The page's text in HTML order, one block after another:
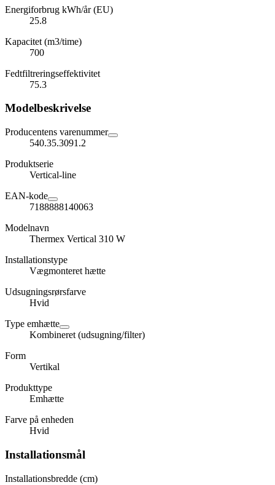
Energiforbrug kWh/år (EU)
25.8
Kapacitet (m3/time)
700
Fedtfiltreringseffektivitet
75.3
Modelbeskrivelse
Producentens varenummer
540.35.3091.2
Produktserie
Vertical-line
EAN-kode
7188888140063
Modelnavn
Thermex Vertical 310 W
Installationstype
Vægmonteret hætte
Udsugningsrørsfarve
Hvid
Type emhætte
Kombineret (udsugning/filter)
Form
Vertikal
Produkttype
Emhætte
Farve på enheden
Hvid
Installationsmål
Installationsbredde (cm)